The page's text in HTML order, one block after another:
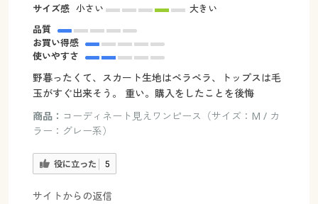
サイズ感 小さい
大きい
品質
お買い得感
使いやすさ
野暮ったくて、スカート生地はペラペラ、トップスは毛
玉がすぐ出来そう。 重い。購入をしたことを後悔
商品： コーディネート見えワンピース（サイズ：M / カ
ラー：グレー系）
役に立った 5
サイトからの返信